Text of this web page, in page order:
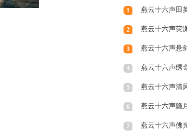
1
2
3
4
5
6
7